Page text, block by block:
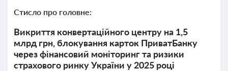
Стисло про головне:
Викриття конвертаційного центру на 1,5
млрд грн, блокування карток ПриватБанку
через фінансовий моніторинг та ризики
страхового ринку України у 2025 році